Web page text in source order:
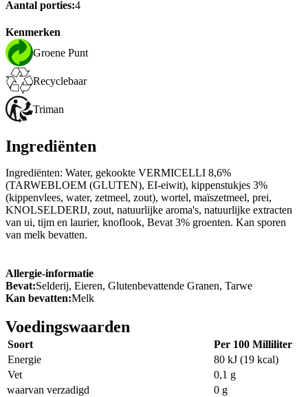
Aantal porties:4
Kenmerken
Groene Punt
Recyclebaar
Triman
Ingrediënten
Ingrediënten: Water, gekookte VERMICELLI 8,6%
(TARWEBLOEM (GLUTEN), EI-eiwit), kippenstukjes 3%
(kippenvlees, water, zetmeel, zout), wortel, maïszetmeel, prei,
KNOLSELDERIJ, zout, natuurlijke aroma's, natuurlijke extracten
van ui, tijm en laurier, knoflook, Bevat 3% groenten. Kan sporen
van melk bevatten.
Allergie-informatie
Bevat:Selderij, Eieren, Glutenbevattende Granen, Tarwe
Kan bevatten:Melk
Voedingswaarden
Soort
Per 100 Milliliter
Energie
80 kJ (19 kcal)
Vet
0,1 g
waarvan verzadigd
0 g